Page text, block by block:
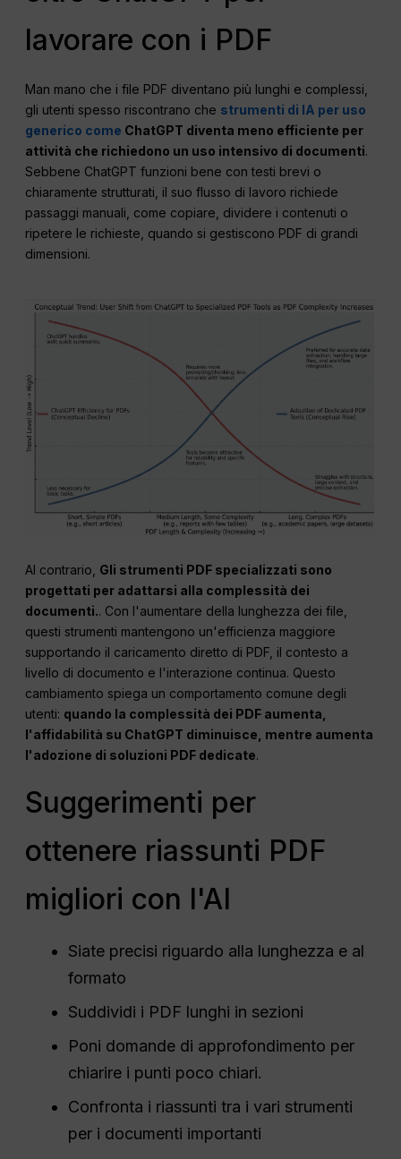
lavorare con i PDF
Man mano che i file PDF diventano più lunghi e complessi,
gli utenti spesso riscontrano che strumenti di IA per uso
generico come ChatGPT diventa meno efficiente per
attività che richiedono un uso intensivo di documenti.
Sebbene ChatGPT funzioni bene con testi brevi o
chiaramente strutturati, il suo flusso di lavoro richiede
passaggi manuali, come copiare, dividere i contenuti o
ripetere le richieste, quando si gestiscono PDF di grandi
dimensioni.
Al contrario, Gli strumenti PDF specializzati sono
progettati per adattarsi alla complessità dei
documenti.. Con l'aumentare della lunghezza dei file,
questi strumenti mantengono un'efficienza maggiore
supportando il caricamento diretto di PDF, il contesto a
livello di documento e l'interazione continua. Questo
cambiamento spiega un comportamento comune degli
utenti: quando la complessità dei PDF aumenta,
l'affidabilità su ChatGPT diminuisce, mentre aumenta
l'adozione di soluzioni PDF dedicate.
Suggerimenti per
ottenere riassunti PDF
migliori con l'AI
Siate precisi riguardo alla lunghezza e al
formato
Suddividi i PDF lunghi in sezioni
Poni domande di approfondimento per
chiarire i punti poco chiari.
Confronta i riassunti tra i vari strumenti
per i documenti importanti